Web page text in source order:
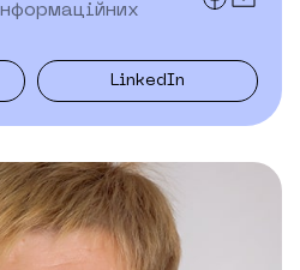
LinkedIn